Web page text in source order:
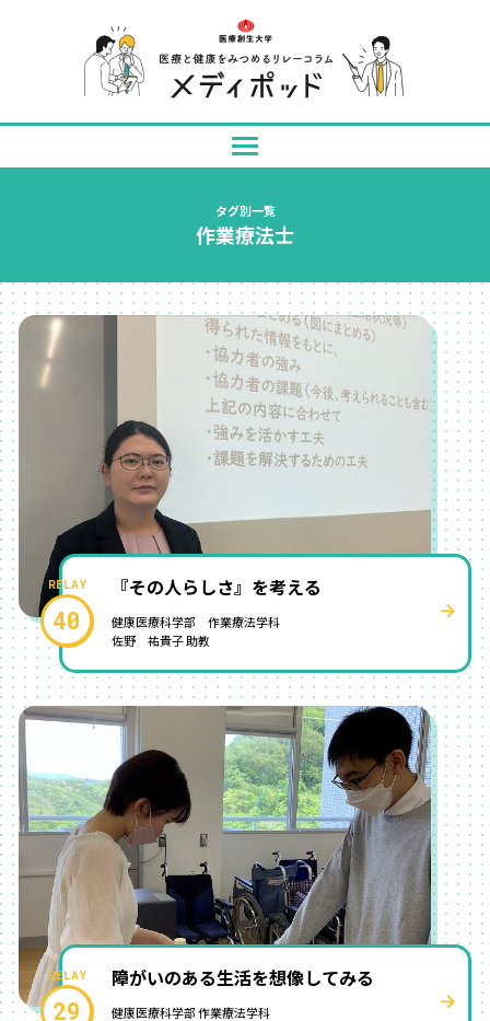
タグ別一覧
作業療法士
40
『その人らしさ』を考える
健康医療科学部 作業療法学科
佐野 祐貴子 助教
29
障がいのある生活を想像してみる
健康医療科学部 作業療法学科